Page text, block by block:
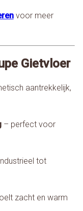
voor meer
Gietvloer
aantrekkelijk,
– perfect voor
tot
zacht en warm